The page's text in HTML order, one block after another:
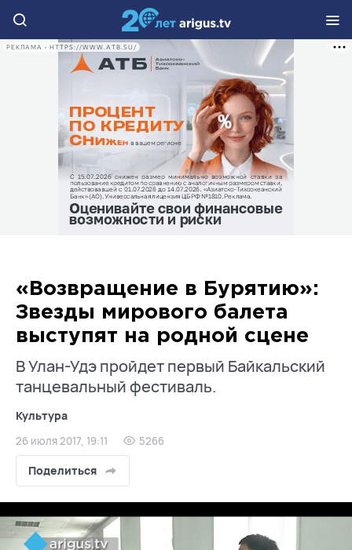
РЕКЛАМА • HTTPS://WWW.ATB.SU/
«Возвращение в Бурятию»:
Звезды мирового балета
выступят на родной сцене
В Улан-Удэ пройдет первый Байкальский
танцевальный фестиваль.
Культура
26 июля 2017, 19:11 5266
Поделиться